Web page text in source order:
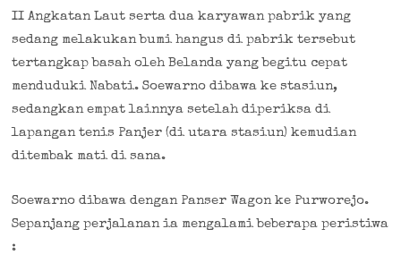
II Angkatan Laut serta dua karyawan pabrik yang
sedang melakukan bumi hangus di pabrik tersebut
tertangkap basah oleh Belanda yang begitu cepat
menduduki Nabati. Soewarno dibawa ke stasiun,
sedangkan empat lainnya setelah diperiksa di
lapangan tenis Panjer (di utara stasiun) kemudian
ditembak mati di sana.
Soewarno dibawa dengan Panser Wagon ke Purworejo.
Sepanjang perjalanan ia mengalami beberapa peristiwa
: